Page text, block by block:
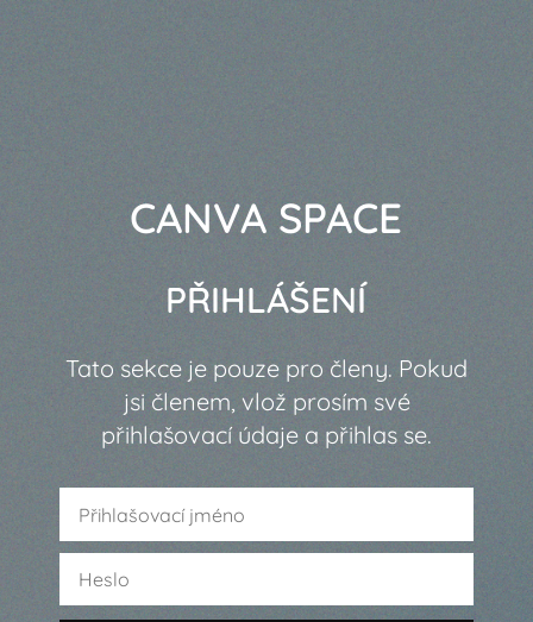
CANVA SPACE
PŘIHLÁŠENÍ
Tato sekce je pouze pro členy. Pokud
jsi členem, vlož prosím své
přihlašovací údaje a přihlas se.